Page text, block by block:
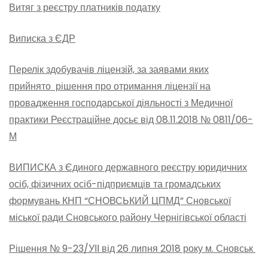
Витяг з реєстру платників податку
Виписка з ЄДР
Перелік здобувачів ліцензій, за заявами яких
прийнято рішення про отримання ліцензії на
провадження господарської діяльності з Медичної
практики Реєстраційне досьє від 08.11.2018 № 0811/06-
М
ВИПИСКА з Єдиного державного реєстру юридичних
осіб, фізичних осіб-підприємців та громадських
формувань КНП “СНОВСЬКИЙ ЦПМД” Сновської
міської ради Сновського району Чернігівської області
Рішення № 9-23/УІІ від 26 липня 2018 року м. Сновськ